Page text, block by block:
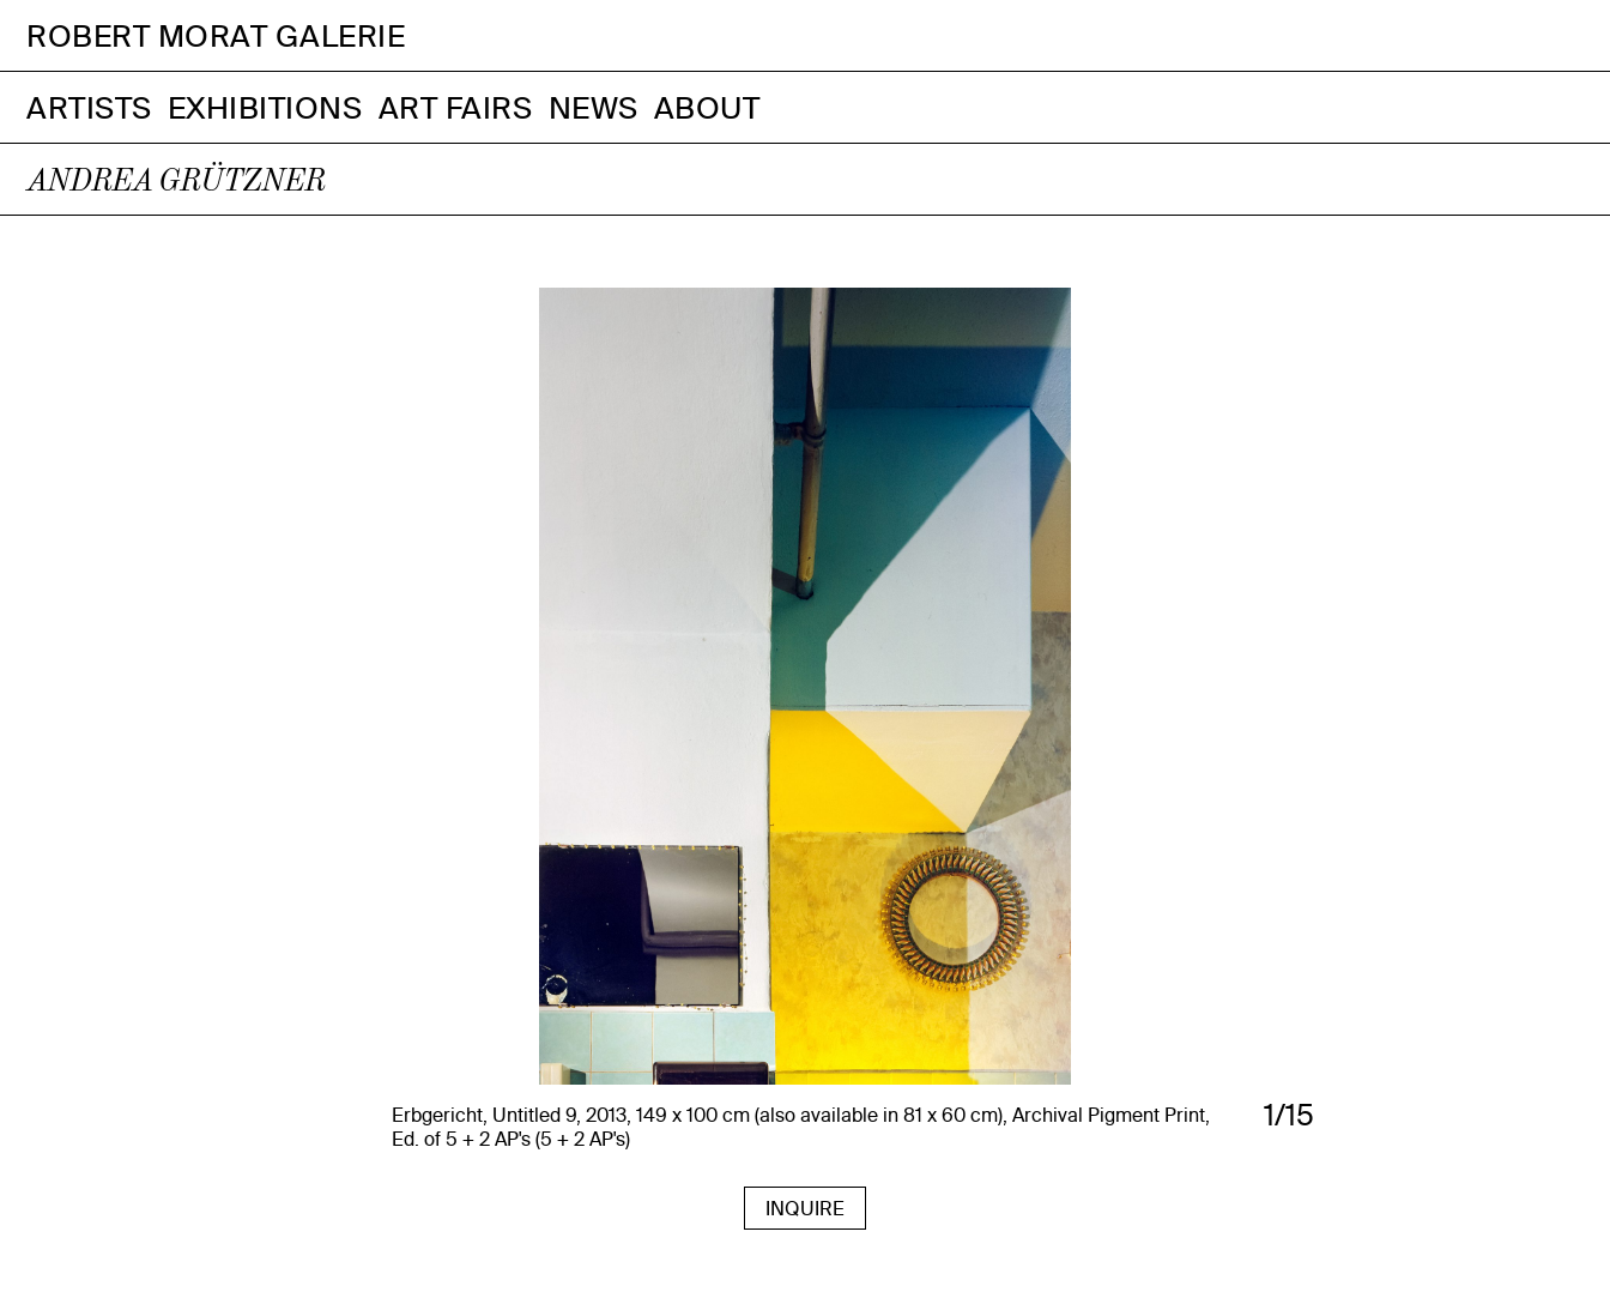
ROBERT MORAT GALERIE
ARTISTS EXHIBITIONS ART FAIRS NEWS ABOUT
ANDREA GRÜTZNER
Erbgericht, Untitled 9, 2013, 149 x 100 cm (also available in 81 x 60 cm), Archival Pigment Print,
Ed. of 5 + 2 AP's (5 + 2 AP's)
1/15
INQUIRE